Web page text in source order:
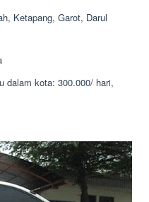
Ketapang, Garot, Darul
dalam kota: 300.000/ hari,